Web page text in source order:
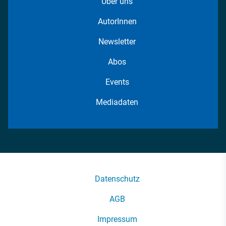
AutorInnen
Newsletter
Abos
Events
Mediadaten
Datenschutz
AGB
Impressum